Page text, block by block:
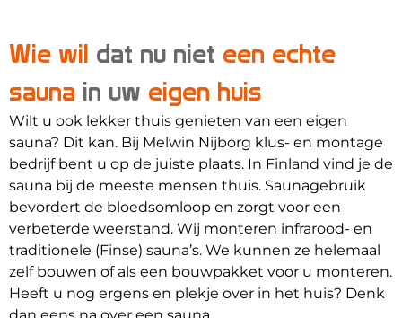
Wie wil dat nu niet een echte
sauna in uw eigen huis
Wilt u ook lekker thuis genieten van een eigen
sauna? Dit kan. Bij Melwin Nijborg klus- en montage
bedrijf bent u op de juiste plaats. In Finland vind je de
sauna bij de meeste mensen thuis. Saunagebruik
bevordert de bloedsomloop en zorgt voor een
verbeterde weerstand. Wij monteren infrarood- en
traditionele (Finse) sauna’s. We kunnen ze helemaal
zelf bouwen of als een bouwpakket voor u monteren.
Heeft u nog ergens en plekje over in het huis? Denk